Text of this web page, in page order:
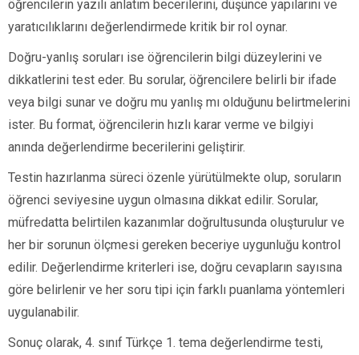
öğrencilerin yazılı anlatım becerilerini, düşünce yapılarını ve
yaratıcılıklarını değerlendirmede kritik bir rol oynar.
Doğru-yanlış soruları ise öğrencilerin bilgi düzeylerini ve
dikkatlerini test eder. Bu sorular, öğrencilere belirli bir ifade
veya bilgi sunar ve doğru mu yanlış mı olduğunu belirtmelerini
ister. Bu format, öğrencilerin hızlı karar verme ve bilgiyi
anında değerlendirme becerilerini geliştirir.
Testin hazırlanma süreci özenle yürütülmekte olup, soruların
öğrenci seviyesine uygun olmasına dikkat edilir. Sorular,
müfredatta belirtilen kazanımlar doğrultusunda oluşturulur ve
her bir sorunun ölçmesi gereken beceriye uygunluğu kontrol
edilir. Değerlendirme kriterleri ise, doğru cevapların sayısına
göre belirlenir ve her soru tipi için farklı puanlama yöntemleri
uygulanabilir.
Sonuç olarak, 4. sınıf Türkçe 1. tema değerlendirme testi,